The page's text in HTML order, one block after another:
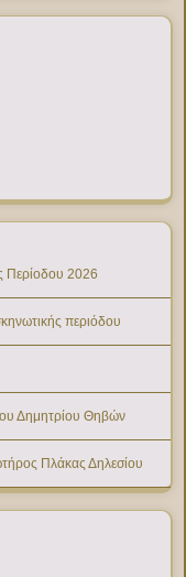
Περίοδου 2026
περιόδου
Δημητρίου Θηβών
Πλάκας Δηλεσίου